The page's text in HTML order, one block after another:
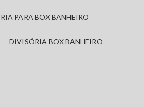
PARA BOX BANHEIRO
DIVISÓRIA BOX BANHEIRO